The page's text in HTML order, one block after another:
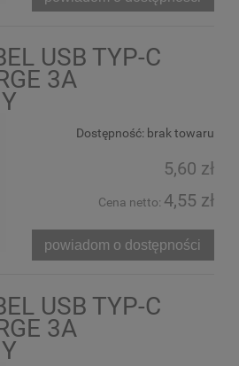
USB TYP-C
3A
Dostępność: brak towaru
5,60 zł
Cena netto: 4,55 zł
powiadom o dostępności
USB TYP-C
3A